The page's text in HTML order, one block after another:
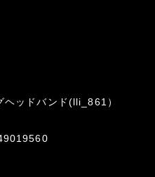
ヘッドバンド(lli_861）